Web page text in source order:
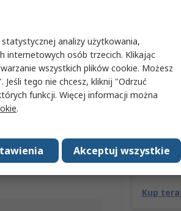
Tarcze
stanowią
ciężkich
Kup
ochronne
Zielony, Niebieski
zarysowaniom,
analizy użytkowania,
internetowych osób trzecich. Klikając
wszystkich plików cookie. Możesz
tego nie chcesz, kliknij "Odrzuć
funkcji. Więcej informacji można
.
Akceptuj wszystkie